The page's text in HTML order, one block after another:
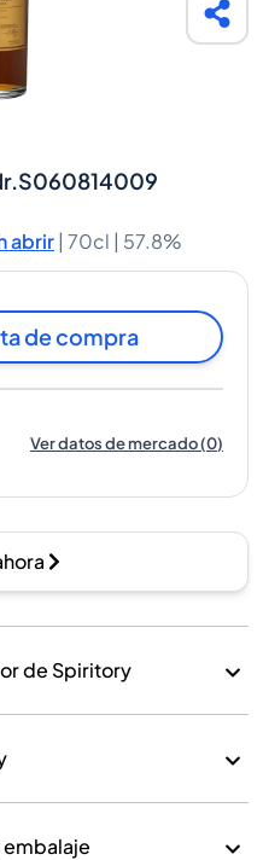
abrir | 70cl | 57.8%
de compra
Ver datos de mercado(0)
de Spiritory